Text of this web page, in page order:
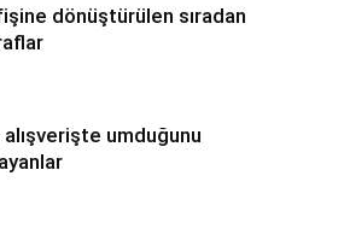
dönüştürülen sıradan
alışverişte umduğunu